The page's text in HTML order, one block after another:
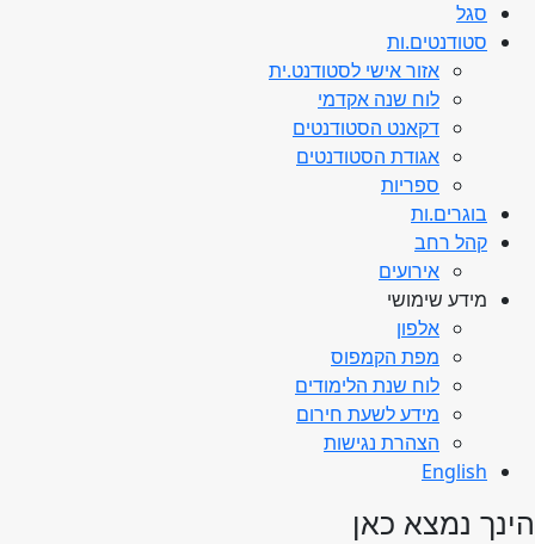
סגל
סטודנטים.ות
אזור אישי לסטודנט.ית
לוח שנה אקדמי
דקאנט הסטודנטים
אגודת הסטודנטים
ספריות
בוגרים.ות
קהל רחב
אירועים
מידע שימושי
אלפון
מפת הקמפוס
לוח שנת הלימודים
מידע לשעת חירום
הצהרת נגישות
English
הינך נמצא כאן